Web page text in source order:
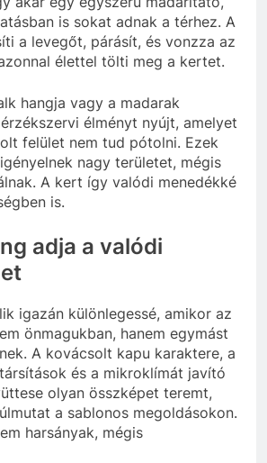
is sokat adnak a térhez. A
a levegőt, párásít, és vonzza az
élettel tölti meg a kertet.
hangja vagy a madarak
élményt nyújt, amelyet
felület nem tud pótolni. Ezek
nagy területet, mégis
A kert így valódi menedékké
is.
adja a valódi
igazán különlegessé, amikor az
önmagukban, hanem egymást
A kovácsolt kapu karaktere, a
és a mikroklímát javító
olyan összképet teremt,
a sablonos megoldásokon.
harsányak, mégis